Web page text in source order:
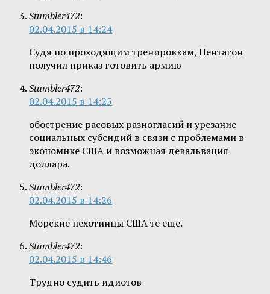
Stumbler472:
02.04.2015 в 14:24
Судя по проходящим тренировкам, Пентагон
получил приказ готовить армию
Stumbler472:
02.04.2015 в 14:25
обострение расовых разногласий и урезание
социальных субсидий в связи с проблемами в
экономике США и возможная девальвация
доллара.
Stumbler472:
02.04.2015 в 14:26
Морские пехотинцы США те еще.
Stumbler472:
02.04.2015 в 14:46
Трудно судить идиотов